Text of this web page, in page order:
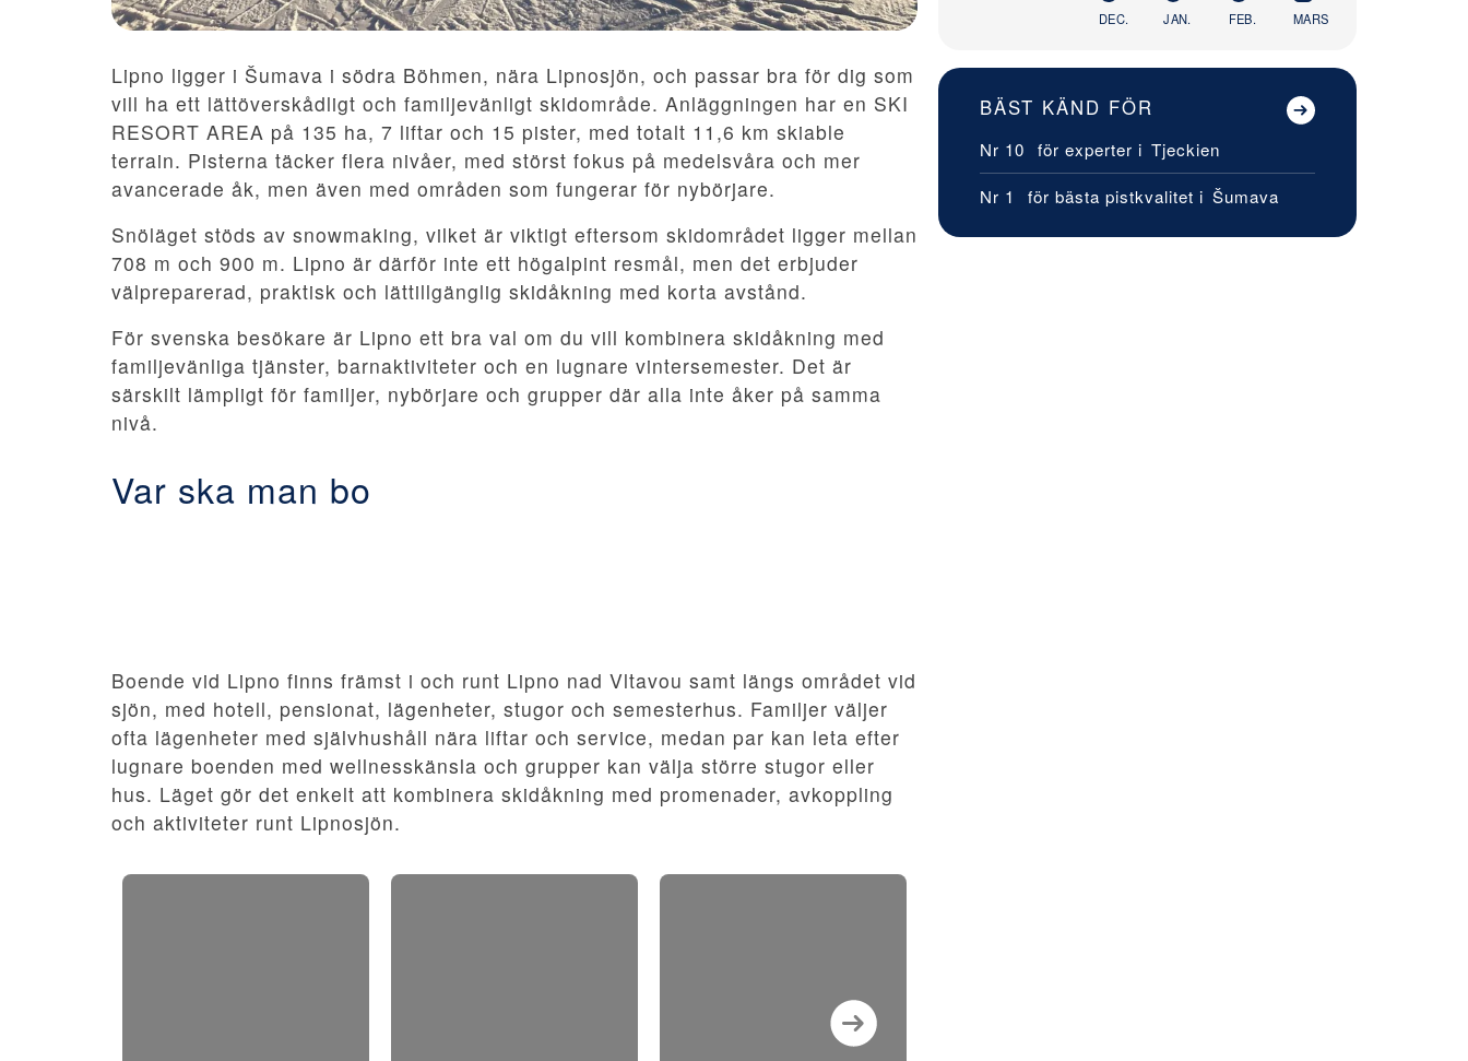
DEC. JAN. FEB. MARS
BÄST KÄND FÖR
Nr 10 för experter i Tjeckien
Nr 1 för bästa pistkvalitet i Šumava
Lipno ligger i Šumava i södra Böhmen, nära Lipnosjön, och passar bra för dig som
vill ha ett lättöverskådligt och familjevänligt skidområde. Anläggningen har en SKI
RESORT AREA på 135 ha, 7 liftar och 15 pister, med totalt 11,6 km skiable
terrain. Pisterna täcker flera nivåer, med störst fokus på medelsvåra och mer
avancerade åk, men även med områden som fungerar för nybörjare.
Snöläget stöds av snowmaking, vilket är viktigt eftersom skidområdet ligger mellan
708 m och 900 m. Lipno är därför inte ett högalpint resmål, men det erbjuder
välpreparerad, praktisk och lättillgänglig skidåkning med korta avstånd.
För svenska besökare är Lipno ett bra val om du vill kombinera skidåkning med
familjevänliga tjänster, barnaktiviteter och en lugnare vintersemester. Det är
särskilt lämpligt för familjer, nybörjare och grupper där alla inte åker på samma
nivå.
Var ska man bo
Boende vid Lipno finns främst i och runt Lipno nad Vltavou samt längs området vid
sjön, med hotell, pensionat, lägenheter, stugor och semesterhus. Familjer väljer
ofta lägenheter med självhushåll nära liftar och service, medan par kan leta efter
lugnare boenden med wellnesskänsla och grupper kan välja större stugor eller
hus. Läget gör det enkelt att kombinera skidåkning med promenader, avkoppling
och aktiviteter runt Lipnosjön.